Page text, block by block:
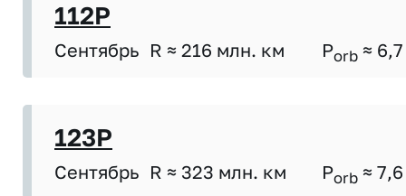
112P
Сентябрь R ≈ 216 млн. км Porb ≈ 6,7
123P
Сентябрь R ≈ 323 млн. км Porb ≈ 7,6